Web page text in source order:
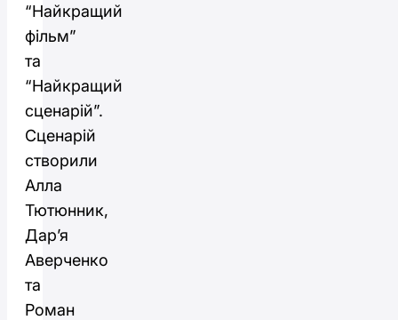
“Найкращий
фільм”
та
“Найкращий
сценарій”.
Сценарій
створили
Алла
Тютюнник,
Дарʼя
Аверченко
та
Роман